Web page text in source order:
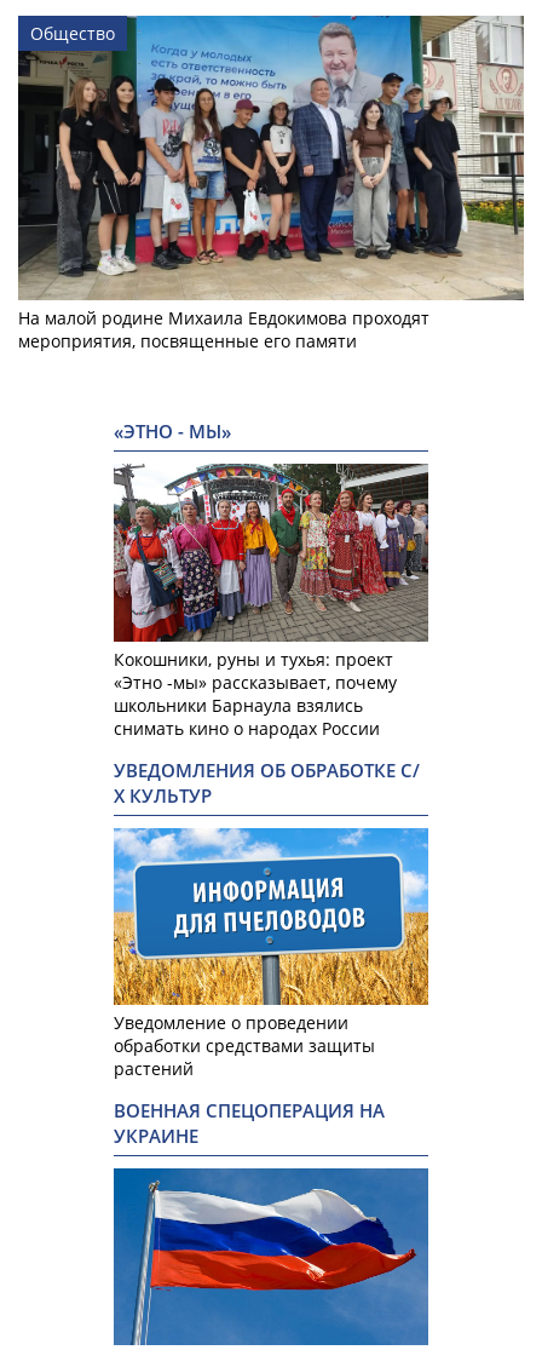
Общество
На малой родине Михаила Евдокимова проходят
мероприятия, посвященные его памяти
«ЭТНО - МЫ»
Кокошники, руны и тухья: проект
«Этно -мы» рассказывает, почему
школьники Барнаула взялись
снимать кино о народах России
УВЕДОМЛЕНИЯ ОБ ОБРАБОТКЕ С/
Х КУЛЬТУР
Уведомление о проведении
обработки средствами защиты
растений
ВОЕННАЯ СПЕЦОПЕРАЦИЯ НА
УКРАИНЕ